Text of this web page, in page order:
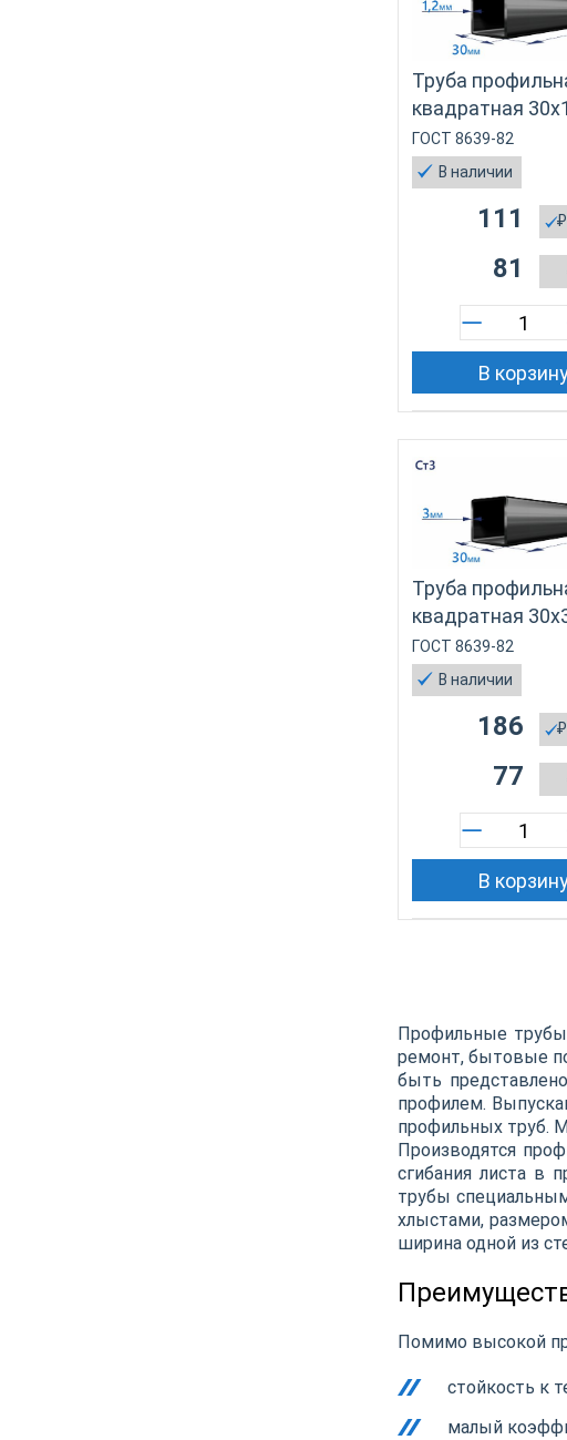
Труба
квадратная
ГОСТ 8639-82
В наличии
₽
111
81
В
Труба
квадратная
ГОСТ 8639-82
В наличии
₽
186
77
В
Профильные
ремонт, бытовые
быть
профилем.
профильных труб.
Производятся
сгибания листа в
трубы
хлыстами,
ширина одной из
Помимо высокой
стойкость к
малый